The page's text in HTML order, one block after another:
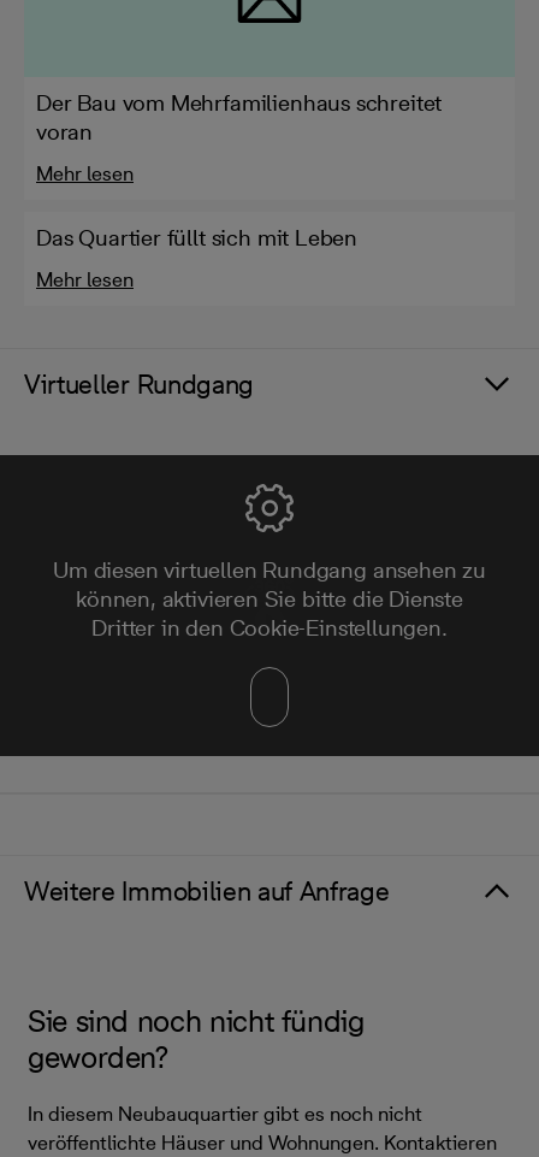
Der Bau vom Mehrfamilienhaus schreitet
voran
Mehr lesen
Das Quartier füllt sich mit Leben
Mehr lesen
Virtueller Rundgang
Um diesen virtuellen Rundgang ansehen zu
können, aktivieren Sie bitte die Dienste
Dritter in den Cookie-Einstellungen.
Weitere Immobilien auf Anfrage
Sie sind noch nicht fündig
geworden?
In diesem Neubauquartier gibt es noch nicht
veröffentlichte Häuser und Wohnungen. Kontaktieren